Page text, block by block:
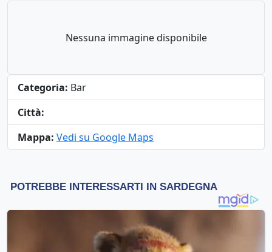
Nessuna immagine disponibile
Categoria: Bar
Città:
Mappa: Vedi su Google Maps